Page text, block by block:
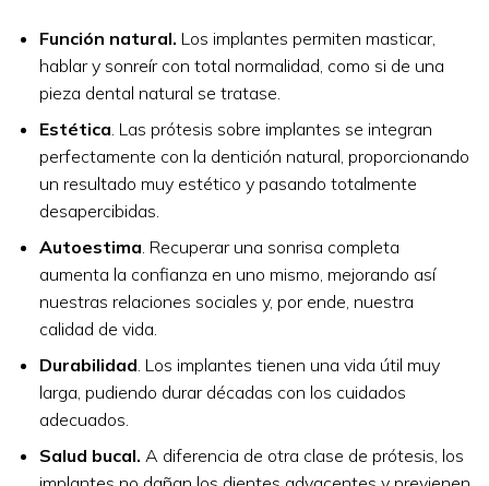
Función natural. Los implantes permiten masticar,
hablar y sonreír con total normalidad, como si de una
pieza dental natural se tratase.
Estética . Las prótesis sobre implantes se integran
perfectamente con la dentición natural, proporcionando
un resultado muy estético y pasando totalmente
desapercibidas.
Autoestima . Recuperar una sonrisa completa
aumenta la confianza en uno mismo, mejorando así
nuestras relaciones sociales y, por ende, nuestra
calidad de vida.
Durabilidad . Los implantes tienen una vida útil muy
larga, pudiendo durar décadas con los cuidados
adecuados.
Salud bucal. A diferencia de otra clase de prótesis, los